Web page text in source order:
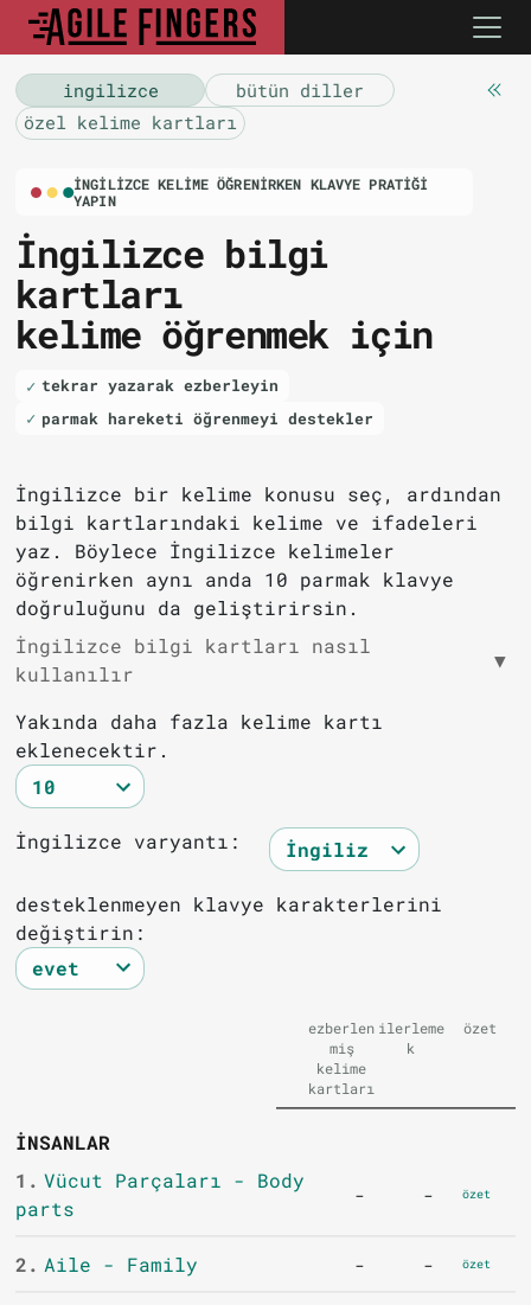
i̇ngilizce
bütün diller
özel kelime kartları
İNGILIZCE KELIME ÖĞRENIRKEN KLAVYE PRATIĞI
YAPIN
İngilizce bilgi
kartları
kelime öğrenmek için
tekrar yazarak ezberleyin
parmak hareketi öğrenmeyi destekler
İngilizce bir kelime konusu seç, ardından
bilgi kartlarındaki kelime ve ifadeleri
yaz. Böylece İngilizce kelimeler
öğrenirken aynı anda 10 parmak klavye
doğruluğunu da geliştirirsin.
İngilizce bilgi kartları nasıl
kullanılır
▼
Yakında daha fazla kelime kartı
eklenecektir.
İngilizce varyantı:
desteklenmeyen klavye karakterlerini
değiştirin:
ezberlen
miş
kelime
kartları
ilerleme
k
özet
İNSANLAR
1. Vücut Parçaları - Body
parts
- - özet
2. Aile - Family - - özet